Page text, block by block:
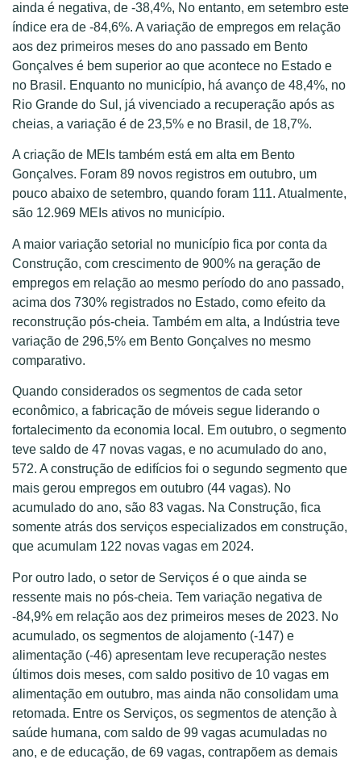
ainda é negativa, de -38,4%, No entanto, em setembro este
índice era de -84,6%. A variação de empregos em relação
aos dez primeiros meses do ano passado em Bento
Gonçalves é bem superior ao que acontece no Estado e
no Brasil. Enquanto no município, há avanço de 48,4%, no
Rio Grande do Sul, já vivenciado a recuperação após as
cheias, a variação é de 23,5% e no Brasil, de 18,7%.
A criação de MEIs também está em alta em Bento
Gonçalves. Foram 89 novos registros em outubro, um
pouco abaixo de setembro, quando foram 111. Atualmente,
são 12.969 MEIs ativos no município.
A maior variação setorial no município fica por conta da
Construção, com crescimento de 900% na geração de
empregos em relação ao mesmo período do ano passado,
acima dos 730% registrados no Estado, como efeito da
reconstrução pós-cheia. Também em alta, a Indústria teve
variação de 296,5% em Bento Gonçalves no mesmo
comparativo.
Quando considerados os segmentos de cada setor
econômico, a fabricação de móveis segue liderando o
fortalecimento da economia local. Em outubro, o segmento
teve saldo de 47 novas vagas, e no acumulado do ano,
572. A construção de edifícios foi o segundo segmento que
mais gerou empregos em outubro (44 vagas). No
acumulado do ano, são 83 vagas. Na Construção, fica
somente atrás dos serviços especializados em construção,
que acumulam 122 novas vagas em 2024.
Por outro lado, o setor de Serviços é o que ainda se
ressente mais no pós-cheia. Tem variação negativa de
-84,9% em relação aos dez primeiros meses de 2023. No
acumulado, os segmentos de alojamento (-147) e
alimentação (-46) apresentam leve recuperação nestes
últimos dois meses, com saldo positivo de 10 vagas em
alimentação em outubro, mas ainda não consolidam uma
retomada. Entre os Serviços, os segmentos de atenção à
saúde humana, com saldo de 99 vagas acumuladas no
ano, e de educação, de 69 vagas, contrapõem as demais